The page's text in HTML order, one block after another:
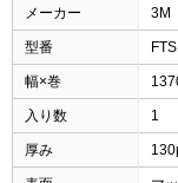
メーカー 3M
型番
幅×巻
入り数 1
厚み